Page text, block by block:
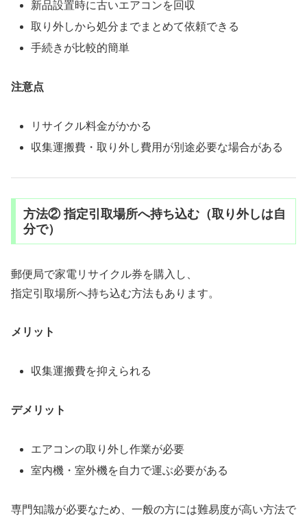
新品設置時に古いエアコンを回収
取り外しから処分までまとめて依頼できる
手続きが比較的簡単
注意点
リサイクル料金がかかる
収集運搬費・取り外し費用が別途必要な場合がある
方法② 指定引取場所へ持ち込む（取り外しは自
分で）
郵便局で家電リサイクル券を購入し、
指定引取場所へ持ち込む方法もあります。
メリット
収集運搬費を抑えられる
デメリット
エアコンの取り外し作業が必要
室内機・室外機を自力で運ぶ必要がある
専門知識が必要なため、一般の方には難易度が高い方法で